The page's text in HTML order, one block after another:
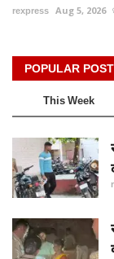
rexpress Aug 5, 2026
POPULAR
This Week